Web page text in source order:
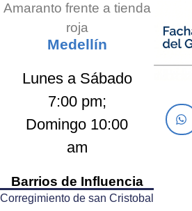
Amaranto frente a tienda
roja
Medellín
Lunes a Sábado
7:00 pm;
Domingo 10:00
am
Barrios de Influencia
Corregimiento de san Cristobal